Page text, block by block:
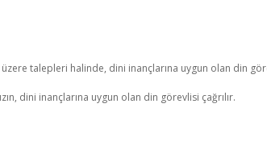
talepleri halinde, dini inançlarına uygun olan din
dini inançlarına uygun olan din görevlisi çağrılır.